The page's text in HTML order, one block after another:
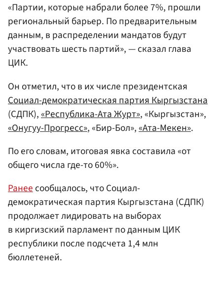
«Партии, которые набрали более 7%, прошли
региональный барьер. По предварительным
данным, в распределении мандатов будут
участвовать шесть партий», — сказал глава
ЦИК.
Он отметил, что в их числе президентская
Социал-демократическая партия Кыргызстана
(СДПК),«Республика-Ата Журт», «Кыргызстан»,
«Онугуу-Прогресс», «Бир-Бол»,«Ата-Мекен».
По его словам, итоговая явка составила «от
общего числа где-то 60%».
Ранеесообщалось, что Социал-
демократическая партия Кыргызстана (СДПК)
продолжает лидировать на выборах
в киргизский парламент по данным ЦИК
республики после подсчета 1,4 млн
бюллетеней.